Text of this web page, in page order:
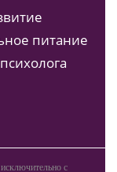
питание
с